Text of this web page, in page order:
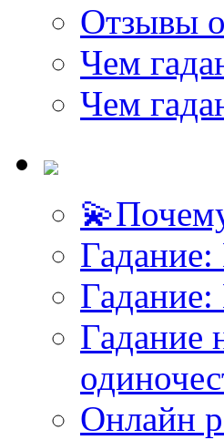
Отзывы
Чем
Чем
Гадание
Онлайн